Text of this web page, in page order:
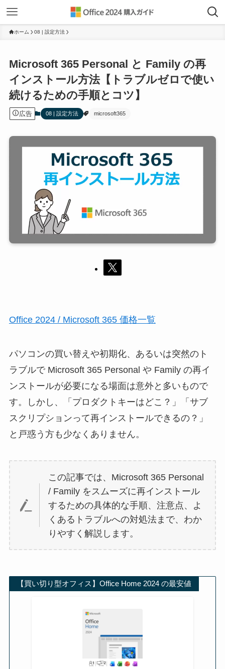
ホーム 08 | 設定方法
Microsoft 365 Personal と Family の再
インストール方法【トラブルゼロで使い
続けるための手順とコツ】
広告 08 | 設定方法 microsoft365
Office 2024 / Microsoft 365 価格一覧
パソコンの買い替えや初期化、あるいは突然のト
ラブルで Microsoft 365 Personal や Family の再イ
ンストールが必要になる場面は意外と多いもので
す。しかし、「プロダクトキーはどこ？」「サブ
スクリプションって再インストールできるの？」
と戸惑う方も少なくありません。
この記事では、Microsoft 365 Personal
/ Family をスムーズに再インストール
するための具体的な手順、注意点、よ
くあるトラブルへの対処法まで、わか
りやすく解説します。
【買い切り型オフィス】Office Home 2024 の最安値